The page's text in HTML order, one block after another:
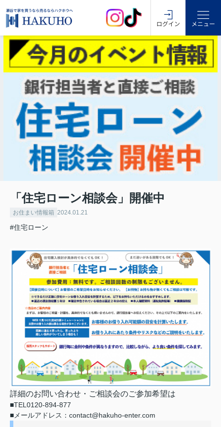
ログイン メニュー
「住宅ローン相談会」開催中
お住まい情報箱 2024.01.21
#住宅ローン
詳細のお問い合わせ・ご相談会のご参加希望は
■TEL0120-894-877
■メールアドレス：contact@hakuho-enter.com